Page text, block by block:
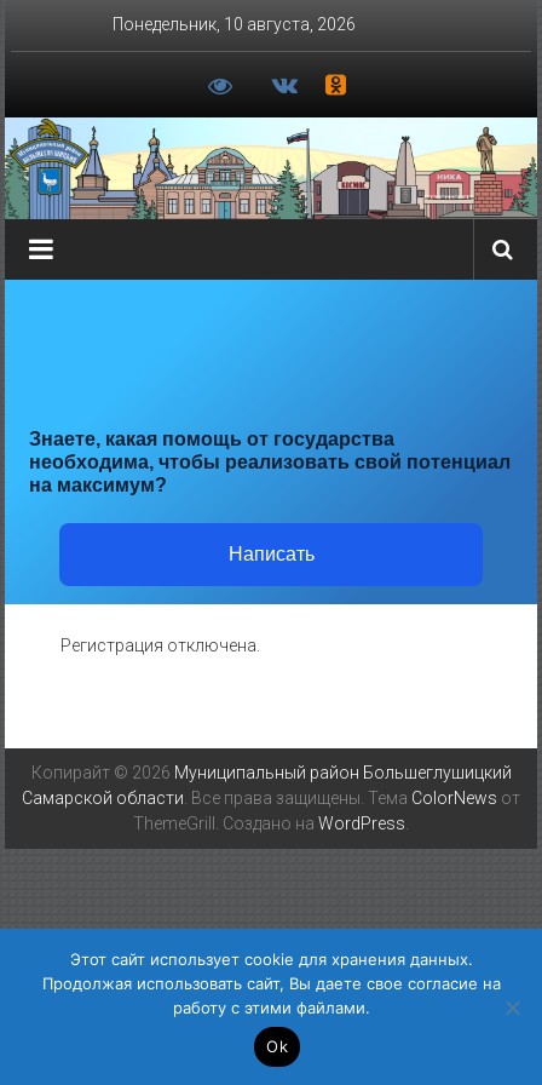
Понедельник, 10 августа, 2026
Знаете, какая помощь от государства
необходима, чтобы реализовать свой потенциал
на максимум?
Написать
Регистрация отключена.
Копирайт © 2026 Муниципальный район Большеглушицкий
Самарской области . Все права защищены. Тема ColorNews от
ThemeGrill. Создано на WordPress
Этот сайт использует cookie для хранения данных.
Продолжая использовать сайт, Вы даете свое согласие на
работу с этими файлами.
Ok